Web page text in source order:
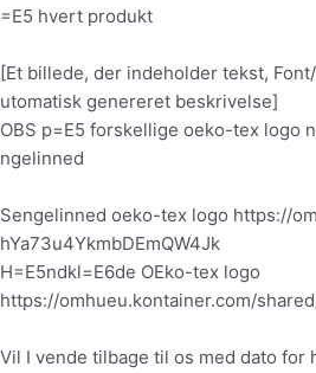
=E5 hvert produkt
[Et billede, der indeholder tekst,
utomatisk genereret beskrivelse]
OBS p=E5 forskellige oeko-tex logo
ngelinned
Sengelinned oeko-tex logo https://
hYa73u4YkmbDEmQW4Jk
H=E5ndkl=E6de OEko-tex logo
https://omhueu.kontainer.com/
Vil I vende tilbage til os med dato